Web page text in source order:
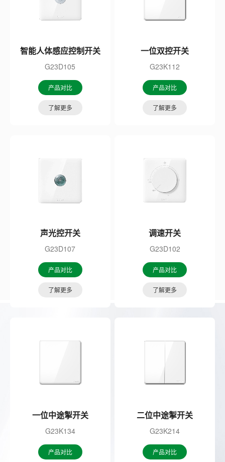
智能人体感应控制开关
G23D105
产品对比
了解更多
一位双控开关
G23K112
产品对比
了解更多
声光控开关
G23D107
产品对比
了解更多
调速开关
G23D102
产品对比
了解更多
一位中途掣开关
G23K134
产品对比
二位中途掣开关
G23K214
产品对比